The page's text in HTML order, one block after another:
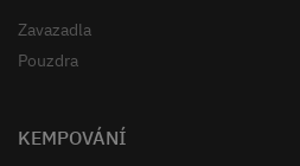
Zavazadla
Pouzdra
KEMPOVÁNÍ